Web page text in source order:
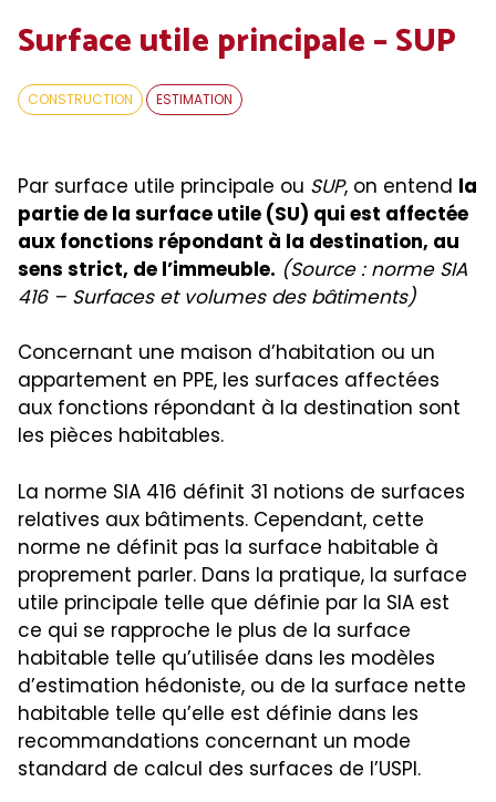
Surface utile principale – SUP
CONSTRUCTION ESTIMATION
Par surface utile principale ou SUP, on entend la
partie de la surface utile (SU) qui est affectée
aux fonctions répondant à la destination, au
sens strict, de l’immeuble. (Source : norme SIA
416 – Surfaces et volumes des bâtiments)
Concernant une maison d’habitation ou un
appartement en PPE, les surfaces affectées
aux fonctions répondant à la destination sont
les pièces habitables.
La norme SIA 416 définit 31 notions de surfaces
relatives aux bâtiments. Cependant, cette
norme ne définit pas la surface habitable à
proprement parler. Dans la pratique, la surface
utile principale telle que définie par la SIA est
ce qui se rapproche le plus de la surface
habitable telle qu’utilisée dans les modèles
d’estimation hédoniste, ou de la surface nette
habitable telle qu’elle est définie dans les
recommandations concernant un mode
standard de calcul des surfaces de l’USPI.